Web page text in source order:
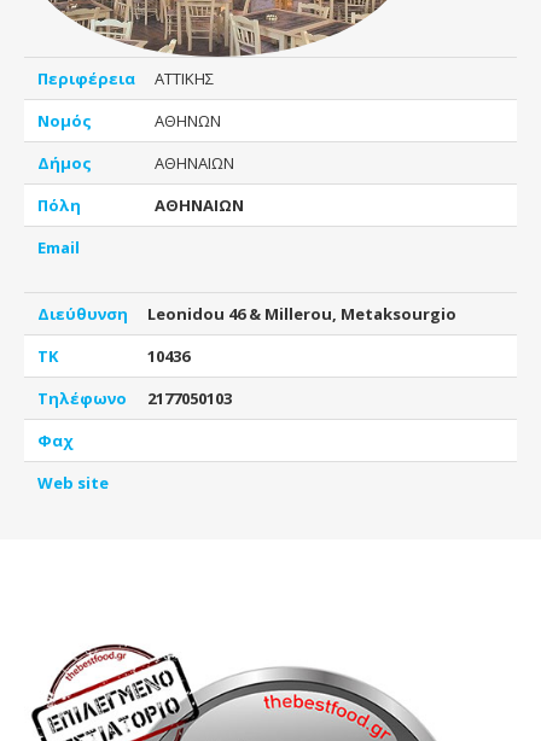
Περιφέρεια
ΑΤΤΙΚΗΣ
Νομός
ΑΘΗΝΩΝ
Δήμος
ΑΘΗΝΑΙΩΝ
Πόλη
ΑΘΗΝΑΙΩΝ
Email
Διεύθυνση
Leonidou 46 & Millerou, Metaksourgio
ΤΚ
10436
Τηλέφωνο
2177050103
Φαχ
Web site